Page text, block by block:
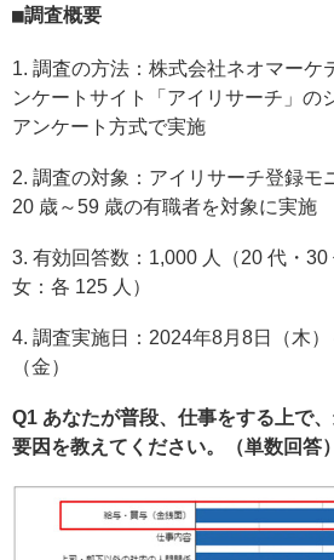
調査概要
1. 調査の方法：株式会社ネオマーケ
ンケートサイト「アイリサーチ」の
アンケート方式で実施
2. 調査の対象：アイリサーチ登録モ
20 歳～59 歳の有職者を対象に実施
3. 有効回答数：1,000 人（20 代・
女：各 125 人）
4. 調査実施日：2024年8月8日（木
（金）
Q1 あなたが普段、仕事をする上で
要因を教えてください。（単数回答